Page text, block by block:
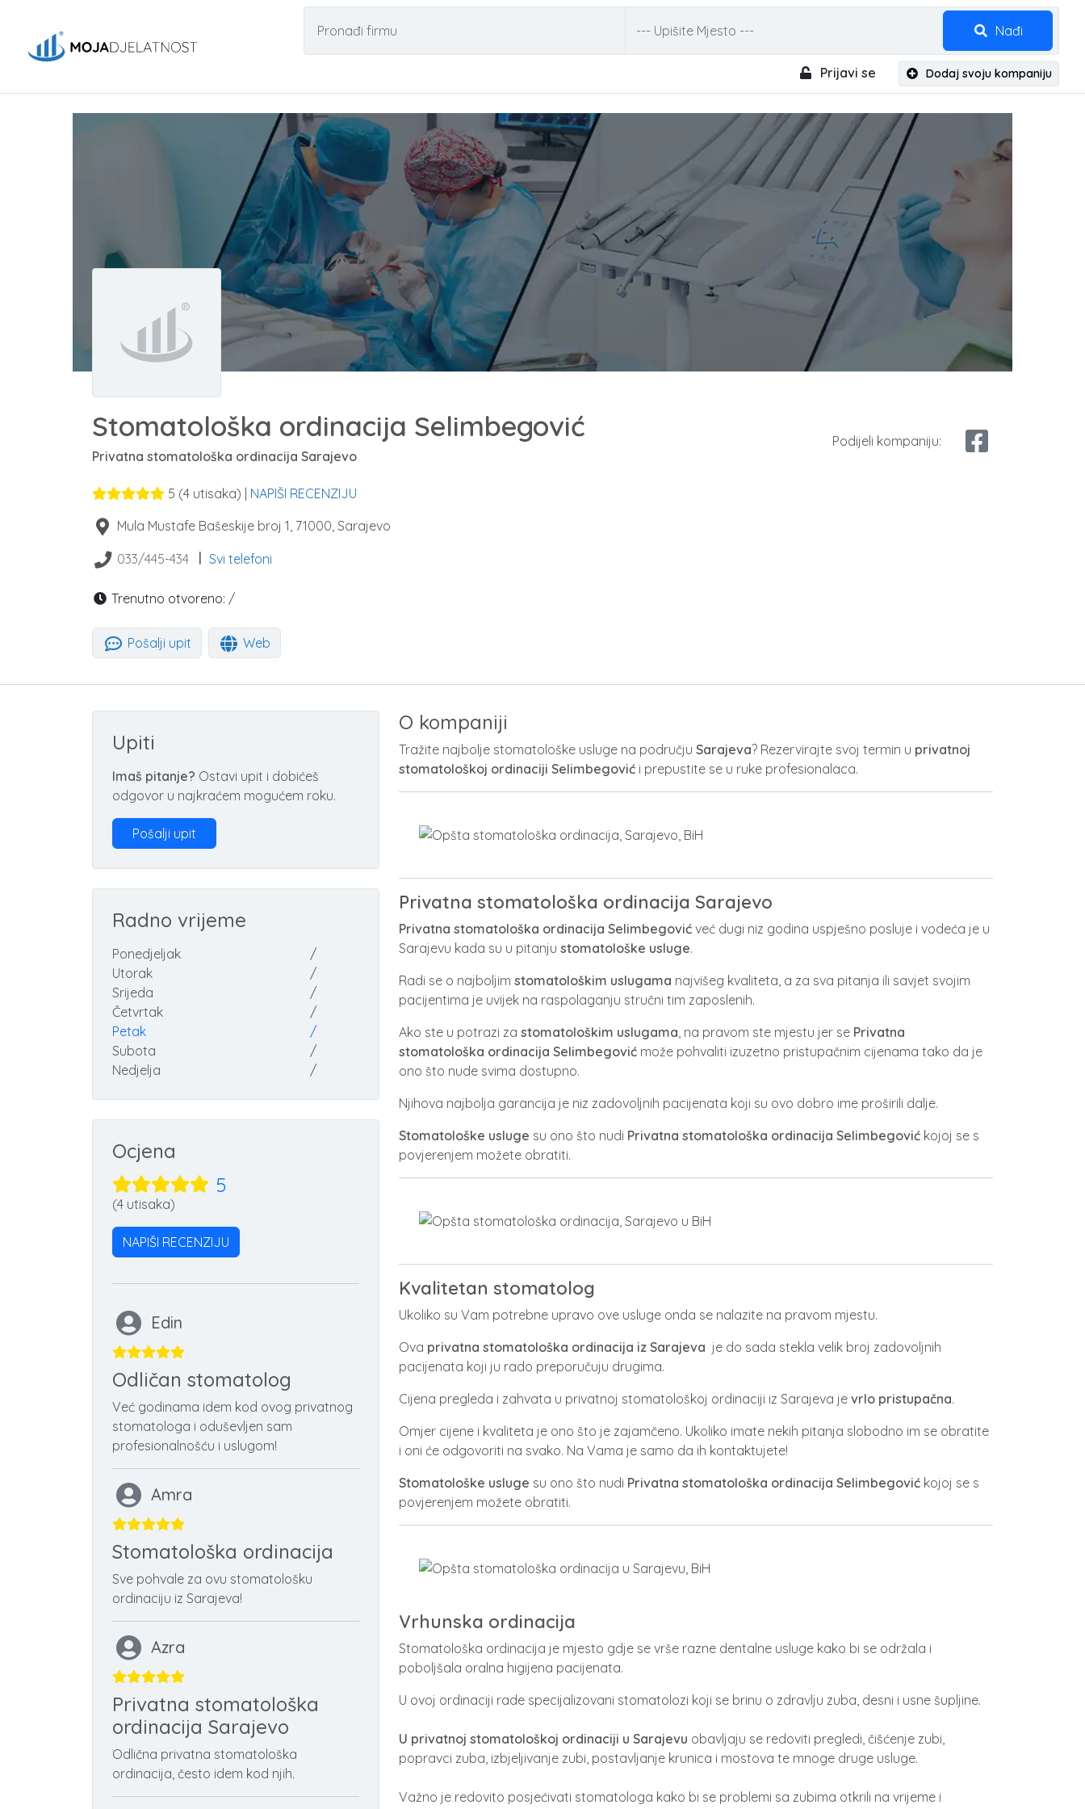
Nađi
Prijavi se Dodaj svoju kompaniju
Stomatološka ordinacija Selimbegović
Privatna stomatološka ordinacija Sarajevo
Podijeli kompaniju:
5 (4 utisaka) | NAPIŠI RECENZIJU
Mula Mustafe Bašeskije broj 1, 71000, Sarajevo
033/445-434 Svi telefoni
Trenutno otvoreno: /
Pošalji upit Web
Upiti
Imaš pitanje? Ostavi upit i dobićeš
odgovor u najkraćem mogućem roku.
Pošalji upit
Radno vrijeme
Ponedjeljak
/
Utorak
/
Srijeda
/
Četvrtak
/
Petak
/
Subota
/
Nedjelja
/
Ocjena
5
(4 utisaka)
NAPIŠI RECENZIJU
Edin
Odličan stomatolog
Već godinama idem kod ovog privatnog
stomatologa i oduševljen sam
profesionalnošću i uslugom!
Amra
Stomatološka ordinacija
Sve pohvale za ovu stomatološku
ordinaciju iz Sarajeva!
Azra
Privatna stomatološka
ordinacija Sarajevo
Odlična privatna stomatološka
ordinacija, često idem kod njih.
O kompaniji
Tražite najbolje stomatološke usluge na području Sarajeva? Rezervirajte svoj termin u privatnoj
stomatološkoj ordinaciji Selimbegović i prepustite se u ruke profesionalaca.
Privatna stomatološka ordinacija Sarajevo
Privatna stomatološka ordinacija Selimbegović već dugi niz godina uspješno posluje i vodeća je u
Sarajevu kada su u pitanju stomatološke usluge.
Radi se o najboljim stomatološkim uslugama najvišeg kvaliteta, a za sva pitanja ili savjet svojim
pacijentima je uvijek na raspolaganju stručni tim zaposlenih.
Ako ste u potrazi za stomatološkim uslugama, na pravom ste mjestu jer se Privatna
stomatološka ordinacija Selimbegović može pohvaliti izuzetno pristupačnim cijenama tako da je
ono što nude svima dostupno.
Njihova najbolja garancija je niz zadovoljnih pacijenata koji su ovo dobro ime proširili dalje.
Stomatološke usluge su ono što nudi Privatna stomatološka ordinacija Selimbegović kojoj se s
povjerenjem možete obratiti.
Kvalitetan stomatolog
Ukoliko su Vam potrebne upravo ove usluge onda se nalazite na pravom mjestu.
Ova privatna stomatološka ordinacija iz Sarajeva je do sada stekla velik broj zadovoljnih
pacijenata koji ju rado preporučuju drugima.
Cijena pregleda i zahvata u privatnoj stomatološkoj ordinaciji iz Sarajeva je vrlo pristupačna.
Omjer cijene i kvaliteta je ono što je zajamčeno. Ukoliko imate nekih pitanja slobodno im se obratite
i oni će odgovoriti na svako. Na Vama je samo da ih kontaktujete!
Stomatološke usluge su ono što nudi Privatna stomatološka ordinacija Selimbegović kojoj se s
povjerenjem možete obratiti.
Vrhunska ordinacija
Stomatološka ordinacija je mjesto gdje se vrše razne dentalne usluge kako bi se održala i
poboljšala oralna higijena pacijenata.
U ovoj ordinaciji rade specijalizovani stomatolozi koji se brinu o zdravlju zuba, desni i usne šupljine.
U privatnoj stomatološkoj ordinaciji u Sarajevu obavljaju se redoviti pregledi, čišćenje zubi,
popravci zuba, izbjeljivanje zubi, postavljanje krunica i mostova te mnoge druge usluge.
Važno je redovito posjećivati stomatologa kako bi se problemi sa zubima otkrili na vrijeme i